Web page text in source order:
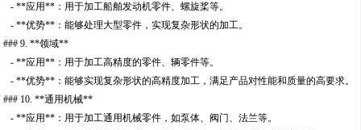
- **应用**：用于加工船舶发动机零件、螺旋桨等。
- **优势**：能够处理大型零件，实现复杂形状的加工。
### 9. **领域**
- **应用**：用于加工高精度的零件、辆零件等。
- **优势**：能够实现复杂形状的高精度加工，满足产品对性能和质量的高要求。
### 10. **通用机械**
- **应用**：用于加工通用机械零件，如泵体、阀门、法兰等。